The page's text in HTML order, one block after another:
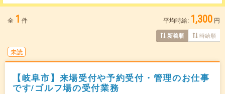
全 1 件 平均時給: 1,300 円
新着順 時給順
未読
【岐阜市】来場受付や予約受付・管理のお仕事
です/ゴルフ場の受付業務